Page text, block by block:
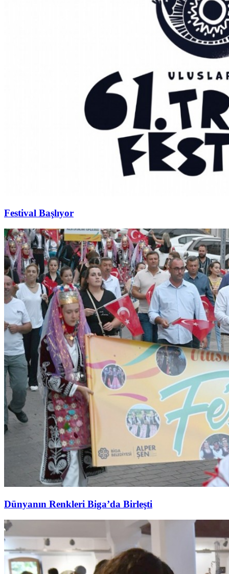
Festival Başlıyor
Dünyanın Renkleri Biga’da Birleşti